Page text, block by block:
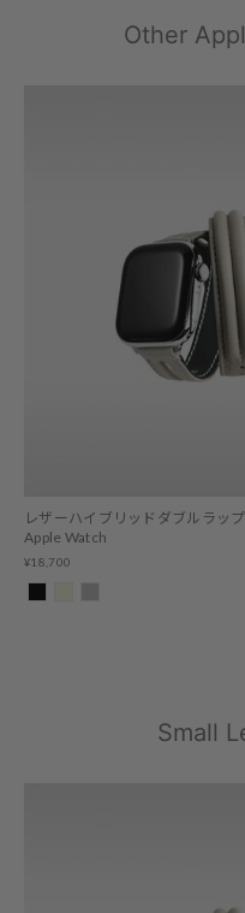
Other
レザーハイブリッドダブルラッ
Apple Watch
¥18,700
Small